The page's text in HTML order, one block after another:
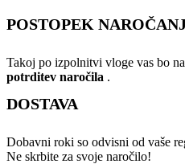
POSTOPEK
Takoj po izpolnitvi vloge vas bo
potrditev naročila .
DOSTAVA
Dobavni roki so odvisni od vaše
Ne skrbite za svoje naročilo!